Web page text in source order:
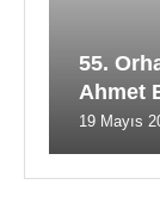
55.
Ahmet
19 Mayıs